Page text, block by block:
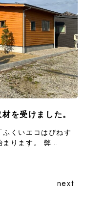
を受けました。
くいエコはぴねす
まります。 弊...
next